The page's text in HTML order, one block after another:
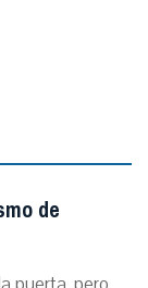
de